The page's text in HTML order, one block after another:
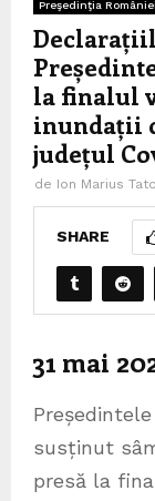
Preşedinţia României
la finalul
inundații
județul
de Ion Marius
SHARE
31 mai
susținut
presă la